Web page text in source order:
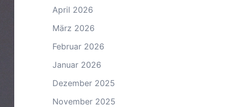
April 2026
März 2026
Februar 2026
Januar 2026
Dezember 2025
November 2025